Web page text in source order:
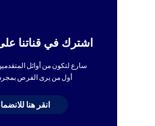
اشترك في قناتنا
سارع لتكون من أوائل
أول من يرى الفرص
انقر هنا